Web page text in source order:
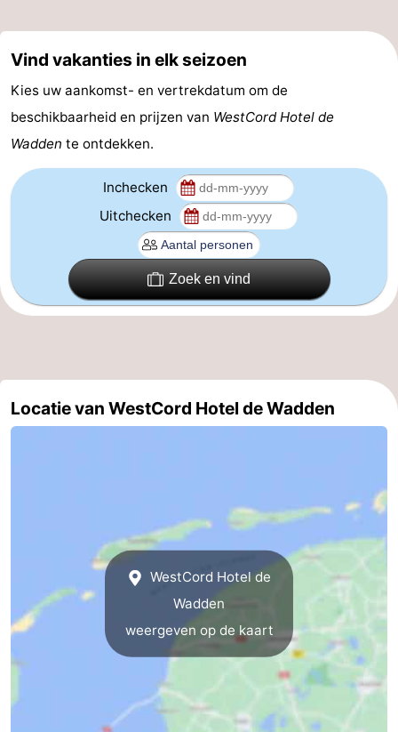
-
Leeuwarden
Waddeneilanden
-
Schiermonnikoog
-
Terschelling
Texel
Weer
Vind vakanties in elk seizoen
Kies uw aankomst- en vertrekdatum om de
beschikbaarheid en prijzen van WestCord Hotel de
Wadden te ontdekken.
Inchecken
Uitchecken
Zoek en vind
Locatie van WestCord Hotel de Wadden
WestCord Hotel de
Wadden
weergeven op de kaart